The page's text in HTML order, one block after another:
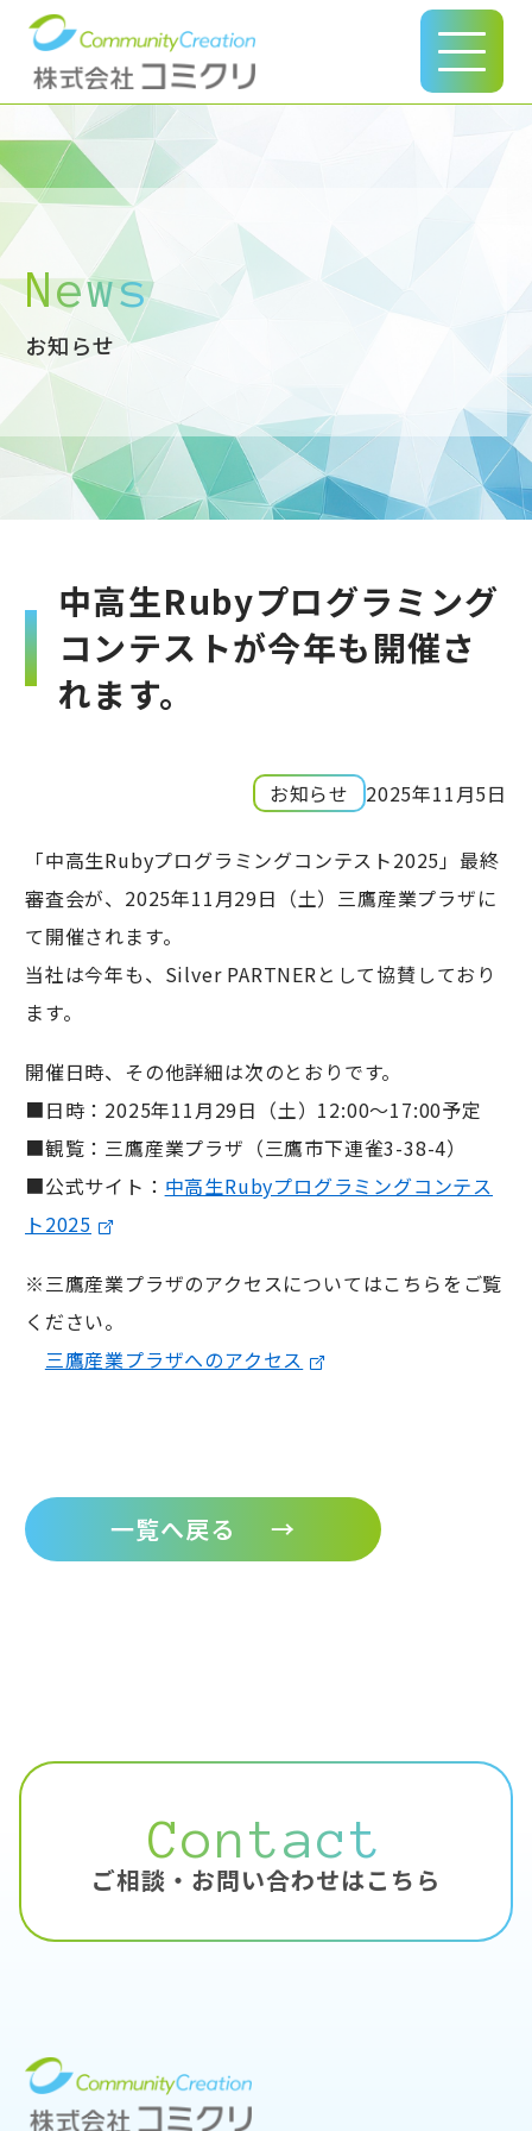
News
お知らせ
中高生Rubyプログラミング
コンテストが今年も開催さ
れます。
お知らせ 2025年11月5日
「中高生Rubyプログラミングコンテスト2025」最終
審査会が、2025年11月29日（土）三鷹産業プラザに
て開催されます。
当社は今年も、Silver PARTNERとして協賛しており
ます。
開催日時、その他詳細は次のとおりです。
■日時：2025年11月29日（土）12:00～17:00予定
■観覧：三鷹産業プラザ（三鷹市下連雀3-38-4）
■公式サイト： 中高生Rubyプログラミングコンテス
ト2025
※三鷹産業プラザのアクセスについてはこちらをご覧
ください。
三鷹産業プラザへのアクセス
一覧へ戻る →
Contact
ご相談・お問い合わせはこちら